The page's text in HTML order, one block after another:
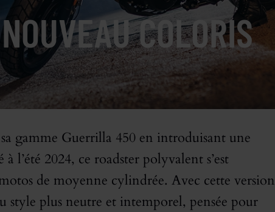
COLORIS
gamme Guerrilla 450 en introduisant une
l’été 2024, ce roadster polyvalent s’est
de moyenne cylindrée. Avec cette version
style plus neutre et intemporel, pensée pour